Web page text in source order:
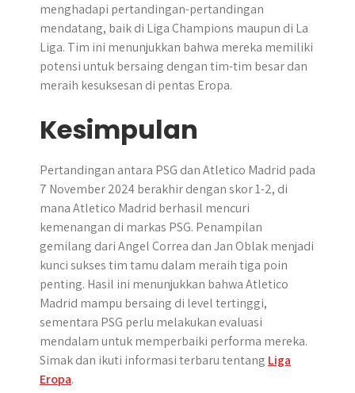
menghadapi pertandingan-pertandingan
mendatang, baik di Liga Champions maupun di La
Liga. Tim ini menunjukkan bahwa mereka memiliki
potensi untuk bersaing dengan tim-tim besar dan
meraih kesuksesan di pentas Eropa.
Kesimpulan
Pertandingan antara PSG dan Atletico Madrid pada
7 November 2024 berakhir dengan skor 1-2, di
mana Atletico Madrid berhasil mencuri
kemenangan di markas PSG. Penampilan
gemilang dari Angel Correa dan Jan Oblak menjadi
kunci sukses tim tamu dalam meraih tiga poin
penting. Hasil ini menunjukkan bahwa Atletico
Madrid mampu bersaing di level tertinggi,
sementara PSG perlu melakukan evaluasi
mendalam untuk memperbaiki performa mereka.
Simak dan ikuti informasi terbaru tentang Liga
Eropa.